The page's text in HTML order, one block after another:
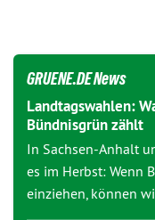
GRUENE.DE News
Landtagswahlen:
Bündnisgrün zählt
In Sachsen-Anhalt
es im Herbst: Wenn
einziehen, können